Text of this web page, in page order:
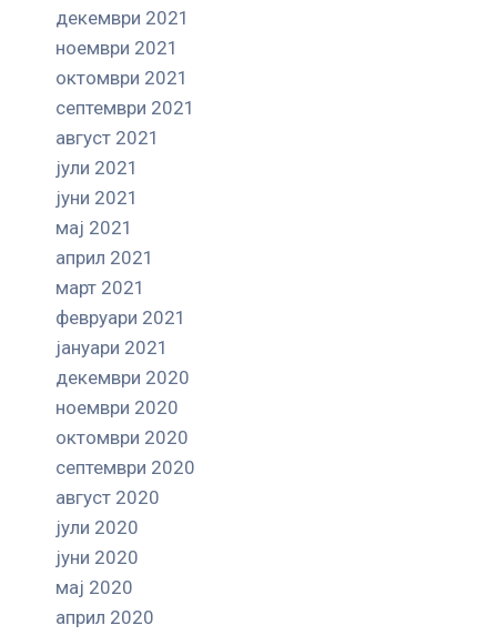
декември 2021
ноември 2021
октомври 2021
септември 2021
август 2021
јули 2021
јуни 2021
мај 2021
април 2021
март 2021
февруари 2021
јануари 2021
декември 2020
ноември 2020
октомври 2020
септември 2020
август 2020
јули 2020
јуни 2020
мај 2020
април 2020